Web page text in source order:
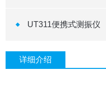
UT311便携式测振仪
详细介绍